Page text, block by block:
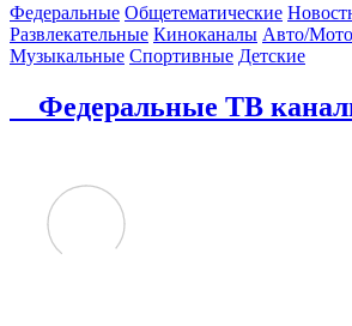
Федеральные Общетематические
Развлекательные Киноканалы Авто/Мото
Музыкальные Спортивные Детские
Федеральные ТВ